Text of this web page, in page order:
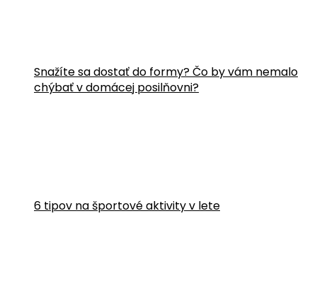
Snažíte sa dostať do formy? Čo by vám nemalo
chýbať v domácej posilňovni?
6 tipov na športové aktivity v lete